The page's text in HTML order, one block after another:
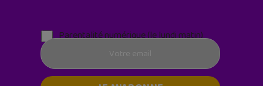
Parentalité numérique (le lundi matin)